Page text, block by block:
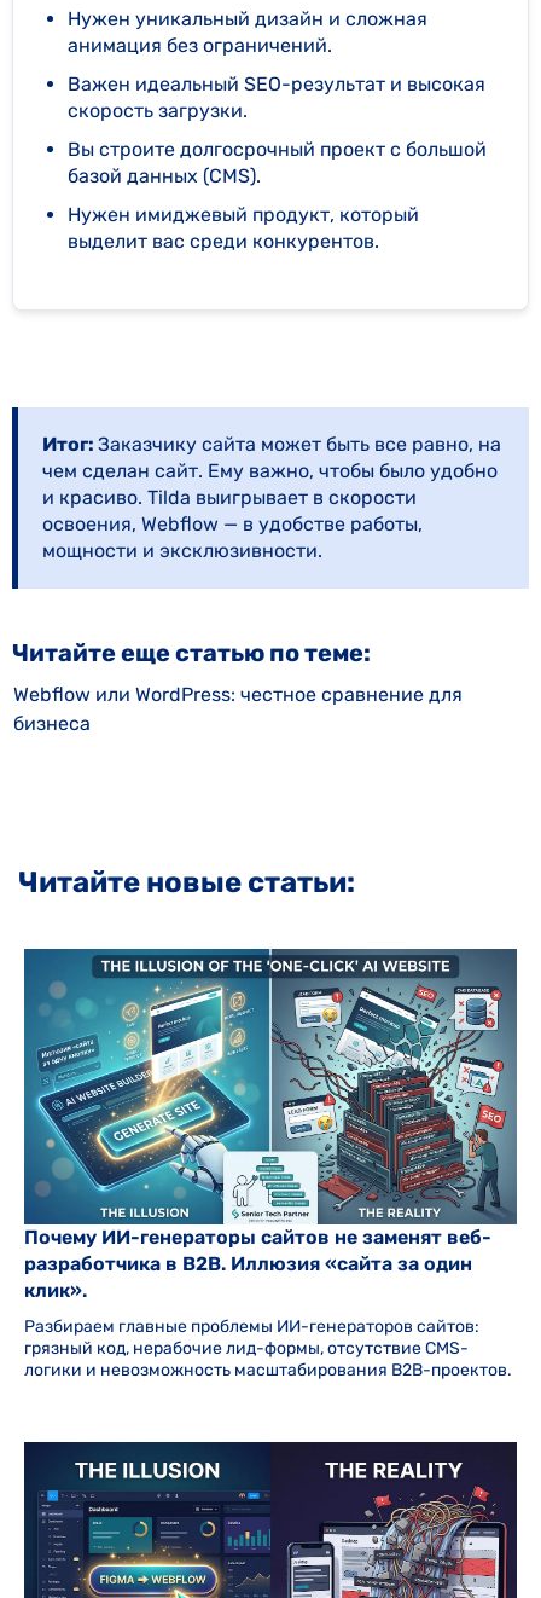
Нужен уникальный дизайн и сложная
анимация без ограничений.
Важен идеальный SEO-результат и высокая
скорость загрузки.
Вы строите долгосрочный проект с большой
базой данных (CMS).
Нужен имиджевый продукт, который
выделит вас среди конкурентов.
Итог: Заказчику сайта может быть все равно, на
чем сделан сайт. Ему важно, чтобы было удобно
и красиво. Tilda выигрывает в скорости
освоения, Webflow — в удобстве работы,
мощности и эксклюзивности.
Читайте еще статью по теме:
Webflow или WordPress: честное сравнение для
бизнеса
Читайте новые статьи:
Почему ИИ-генераторы сайтов не заменят веб-
разработчика в B2B. Иллюзия «сайта за один
клик».
Разбираем главные проблемы ИИ-генераторов сайтов:
грязный код, нерабочие лид-формы, отсутствие CMS-
логики и невозможность масштабирования B2B-проектов.